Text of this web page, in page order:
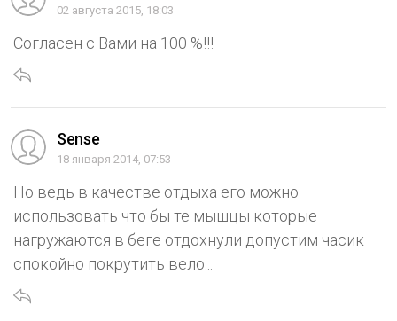
02 августа 2015, 18:03
Согласен с Вами на 100 %!!!
Sense
18 января 2014, 07:53
Но ведь в качестве отдыха его можно
использовать что бы те мышцы которые
нагружаются в беге отдохнули допустим часик
спокойно покрутить вело...